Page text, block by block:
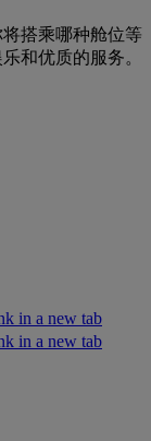
搭乘哪种舱位等
和优质的服务。
in a new tab
in a new tab